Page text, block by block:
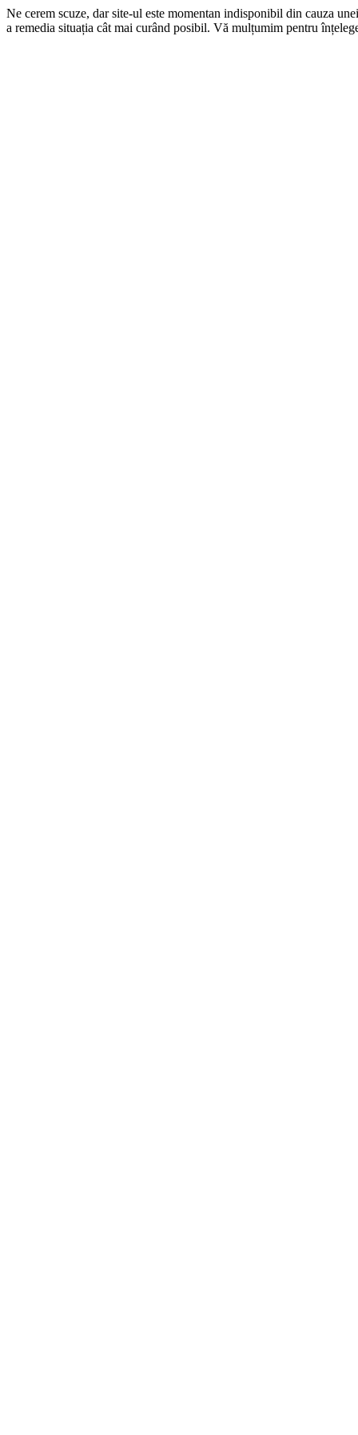
Ne cerem scuze, dar site-ul este momentan indisponibil din cauza
a remedia situația cât mai curând posibil. Vă mulțumim pentru